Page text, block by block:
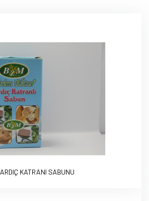
ARDIÇ KATRANI SABUNU